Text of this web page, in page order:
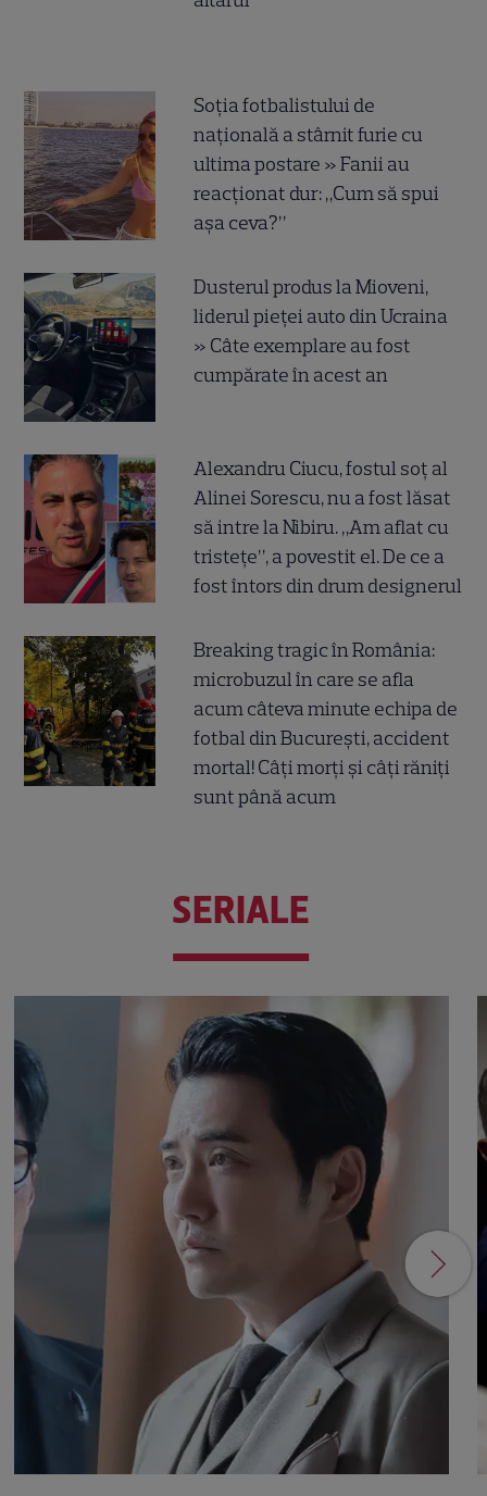
Soția fotbalistului de
națională a stârnit furie cu
ultima postare » Fanii au
reacționat dur: „Cum să spui
așa ceva?”
Dusterul produs la Mioveni,
liderul pieței auto din Ucraina
» Câte exemplare au fost
cumpărate în acest an
Alexandru Ciucu, fostul soț al
Alinei Sorescu, nu a fost lăsat
să intre la Nibiru. „Am aflat cu
tristețe”, a povestit el. De ce a
fost întors din drum designerul
Breaking tragic în România:
microbuzul în care se afla
acum câteva minute echipa de
fotbal din București, accident
mortal! Câți morți și câți răniți
sunt până acum
SERIALE